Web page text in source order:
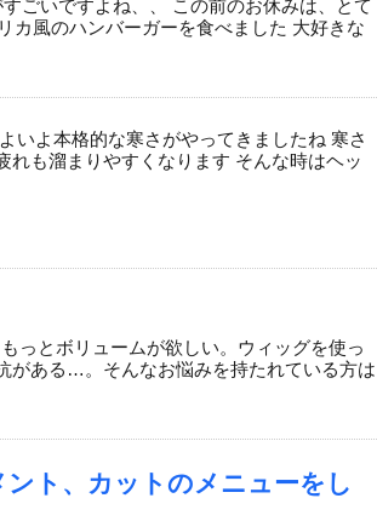
ごいですよね、、 この前のお休みは、とて
カ風のハンバーガーを食べました 大好きな
いよ本格的な寒さがやってきましたね 寒さ
も溜まりやすくなります そんな時はヘッ
っとボリュームが欲しい。ウィッグを使っ
がある…。そんなお悩みを持たれている方は
ト、カットのメニューをし